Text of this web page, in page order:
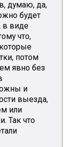
думаю, да,
будет
в виде
что,
потом
явно без
и
выезда,
или
Так что